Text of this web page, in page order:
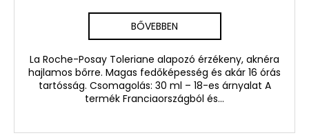
BŐVEBBEN
La Roche-Posay Toleriane alapozó érzékeny, aknéra
hajlamos bőrre. Magas fedőképesség és akár 16 órás
tartósság. Csomagolás: 30 ml – 18-es árnyalat A
termék Franciaországból és...